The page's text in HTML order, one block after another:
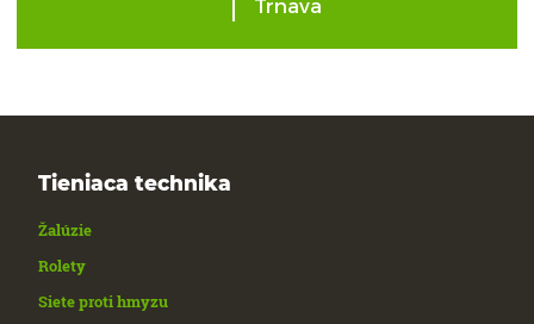
Trnava
Tieniaca technika
Žalúzie
Rolety
Siete proti hmyzu